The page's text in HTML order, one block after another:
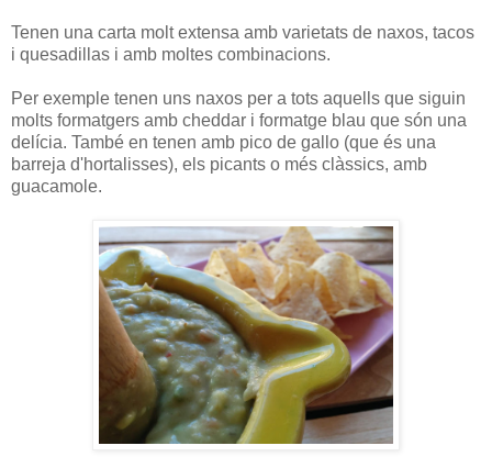
Tenen una carta molt extensa amb varietats de naxos, tacos
i quesadillas i amb moltes combinacions.
Per exemple tenen uns naxos per a tots aquells que siguin
molts formatgers amb cheddar i formatge blau que són una
delícia. També en tenen amb pico de gallo (que és una
barreja d'hortalisses), els picants o més clàssics, amb
guacamole.